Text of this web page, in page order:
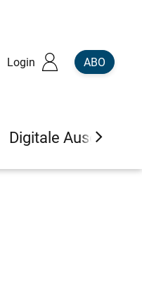
Login ABO
Digitale Ausgaben